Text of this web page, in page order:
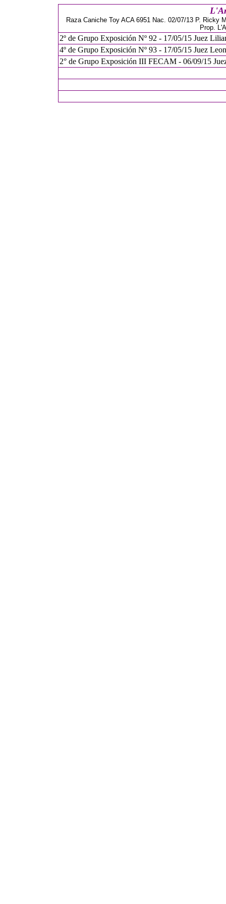
Raza Caniche Toy ACA 6951 Nac. 02/07/13 P. Ricky
Prop.
2º de Grupo Exposición Nº 92 - 17/05/15 Juez
4º de Grupo Exposición Nº 93 - 17/05/15 Juez
2° de Grupo Exposición III FECAM - 06/09/15